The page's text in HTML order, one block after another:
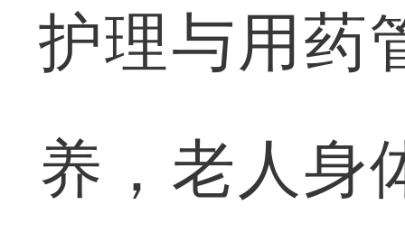
护理与用药
养，老人身